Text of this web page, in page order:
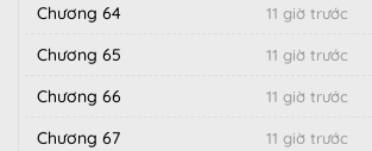
Chương 64 11 giờ trước
Chương 65 11 giờ trước
Chương 66 11 giờ trước
Chương 67 11 giờ trước